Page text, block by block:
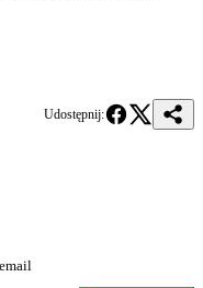
Udostępnij: